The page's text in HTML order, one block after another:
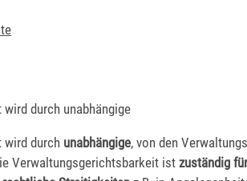
durch unabhängige
wird durch unabhängige, von den
Verwaltungsgerichtsbarkeit istzuständig